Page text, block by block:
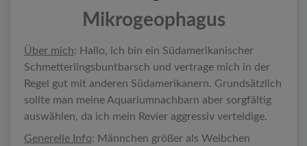
Mikrogeophagus
Über mich: Hallo, ich bin ein Südamerikanischer
Schmetterlingsbuntbarsch und vertrage mich in der
Regel gut mit anderen Südamerikanern. Grundsätzlich
sollte man meine Aquariumnachbarn aber sorgfältig
auswählen, da ich mein Revier aggressiv verteidige.
Generelle Info: Männchen größer als Weibchen